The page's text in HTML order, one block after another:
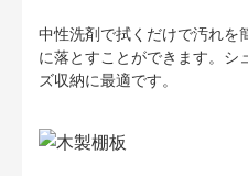
中性洗剤で拭くだけで汚れを
に落とすことができます。シ
ズ収納に最適です。